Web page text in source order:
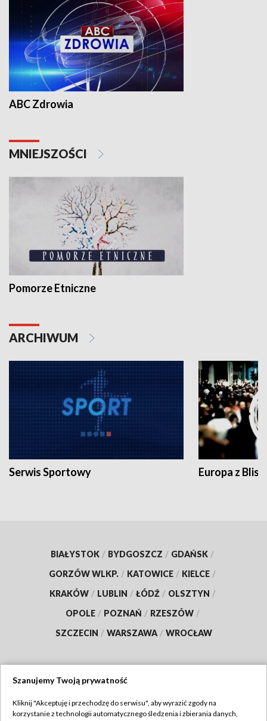
ABC Zdrowia
MNIEJSZOŚCI
Pomorze Etniczne
ARCHIWUM
Serwis Sportowy Europa z
BIAŁYSTOK / BYDGOSZCZ / GDAŃSK /
GORZÓW WLKP. / KATOWICE / KIELCE /
KRAKÓW / LUBLIN / ŁÓDŹ / OLSZTYN /
OPOLE / POZNAŃ / RZESZÓW /
SZCZECIN / WARSZAWA / WROCŁAW
TVP
Szanujemy Twoją prywatność
Kliknij "Akceptuję i przechodzę do serwisu", aby wyrazić zgody na
korzystanie z technologii automatycznego śledzenia i zbierania danych,